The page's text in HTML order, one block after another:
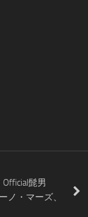
髭男
ノ・マーズ、